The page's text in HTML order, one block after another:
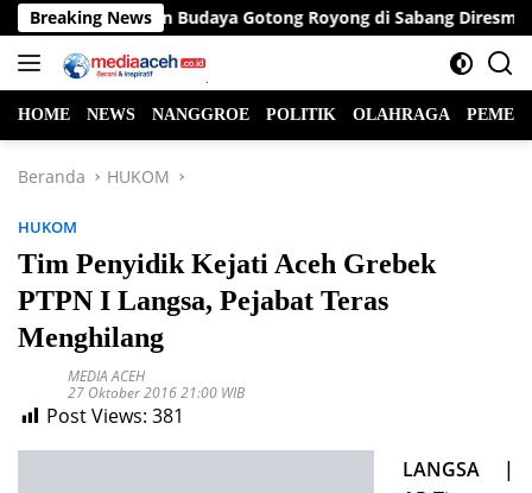
Langsung
ke
konten
Breaking News
Taman Budaya Gotong Royong di Sabang
HOME NEWS NANGGROE POLITIK OLAHRAGA
Beranda HUKOM
HUKOM
Tim Penyidik Kejati Aceh Grebek
PTPN I Langsa, Pejabat Teras
Menghilang
MEDIA ACEH
27 Oktober 2016 21:00 WIB
Post Views: 381
LANGSA |